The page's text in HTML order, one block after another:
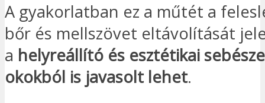
A gyakorlatban ez a műtét a
bőr és mellszövet eltávolítását
a helyreállító és esztétikai
okokból is javasolt lehet.